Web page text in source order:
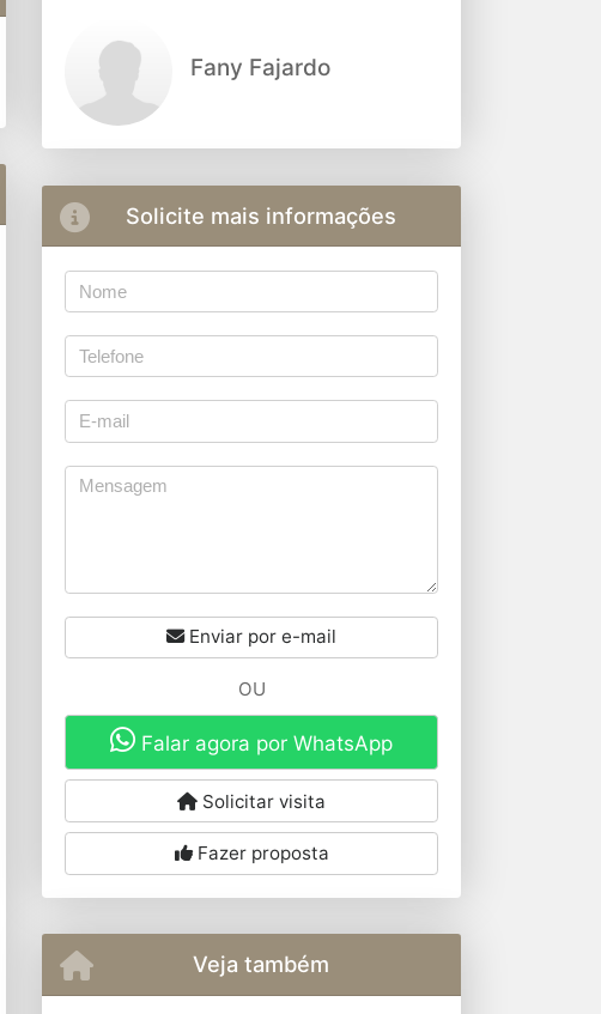
Fany Fajardo
Solicite mais informações
Enviar por e-mail
OU
Falar agora por WhatsApp
Solicitar visita
Fazer proposta
Veja também